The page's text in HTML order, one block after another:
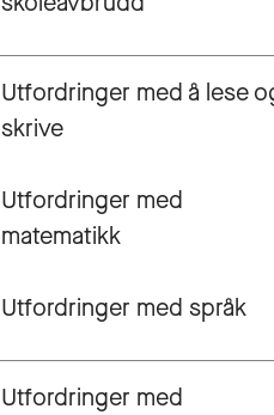
Utfordringer med å lese
skrive
Utfordringer med
matematikk
Utfordringer med språk
Utfordringer med